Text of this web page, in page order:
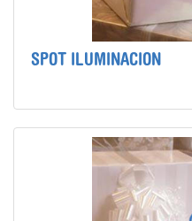
SPOT ILUMINACION